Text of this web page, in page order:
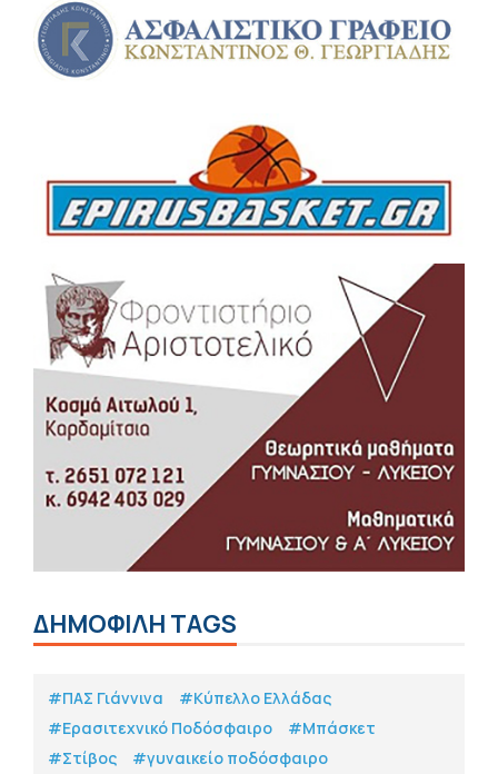
ΔΗΜΟΦΙΛΗ TAGS
#ΠΑΣ Γιάννινα
#Κύπελλο Ελλάδας
#Eρασιτεχνικό Ποδόσφαιρο
#Μπάσκετ
#Στίβος
#γυναικείο ποδόσφαιρο